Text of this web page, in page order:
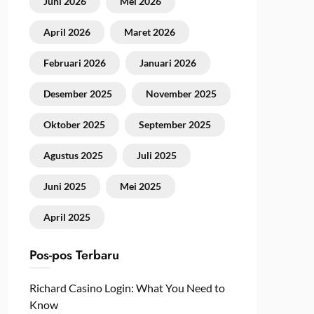
April 2026 Maret 2026
Februari 2026 Januari 2026
Desember 2025 November 2025
Oktober 2025 September 2025
Agustus 2025 Juli 2025
Juni 2025 Mei 2025
April 2025
Pos-pos Terbaru
Richard Casino Login: What You Need to
Know